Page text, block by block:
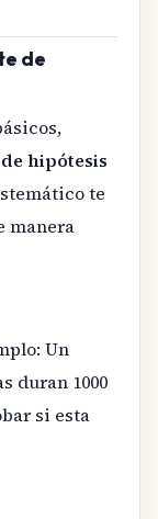
de
hipótesis
te
manera
Un
duran 1000
si esta